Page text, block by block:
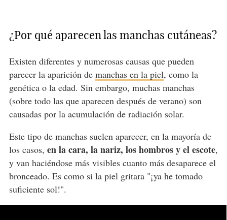
¿Por qué aparecen las manchas cutáneas?
Existen diferentes y numerosas causas que pueden
parecer la aparición de manchas en la piel, como la
genética o la edad. Sin embargo, muchas manchas
(sobre todo las que aparecen después de verano) son
causadas por la acumulación de radiación solar.
Este tipo de manchas suelen aparecer, en la mayoría de
los casos, en la cara, la nariz, los hombros y el escote,
y van haciéndose más visibles cuanto más desaparece el
bronceado. Es como si la piel gritara "¡ya he tomado
suficiente sol!".